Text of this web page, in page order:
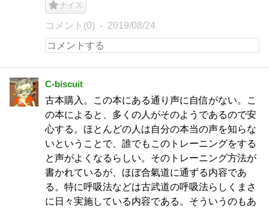
ナイス
コメント(0) 2019/08/24
C-biscuit
古本購入。この本にある通り声に自信がない。こ
の本によると、多くの人がそのようであるので安
心する。ほとんどの人は自分の本当の声を知らな
いということで、誰でもこのトレーニングをする
と声がよくなるらしい。そのトレーニング方法が
書かれているが、ほぼ合氣道に通ずる内容であ
る。特に呼吸法などは古武道の呼吸法らしくまさ
に日々実施している内容である。そういうのもあ